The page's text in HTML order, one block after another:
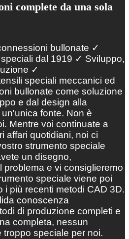
complete da una sola
bullonate ✓
dal 1919 ✓ Sviluppo,
✓
speciali meccanici ed
bullonate come soluzione
e dal design alla
fonte. Non è
Mentre voi continuate a
affari quotidiani, noi ci
strumento speciale
un disegno,
problema e vi consiglieremo
speciale viene poi
i più recenti metodi CAD 3D.
conoscenza
di produzione completi e
completa, nessun
troppo speciale per noi.